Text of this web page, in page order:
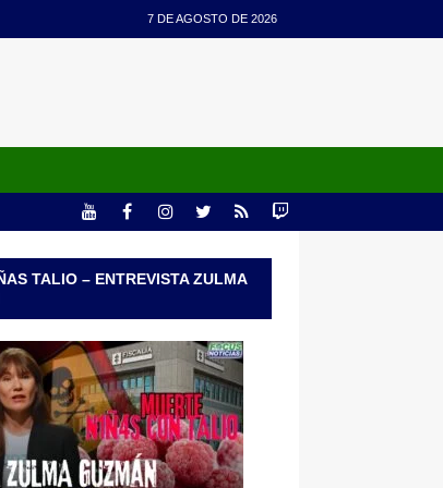
7 DE AGOSTO DE 2026
TALIO – ENTREVISTA ZULMA